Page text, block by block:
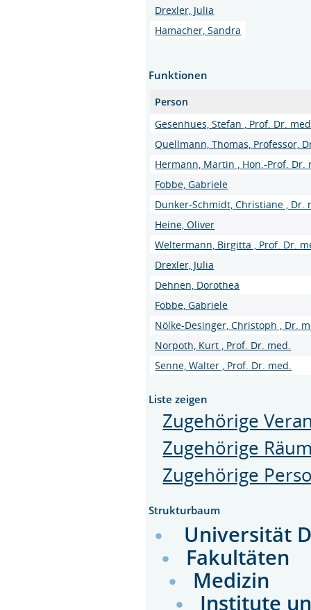
Drexler, Julia
Hamacher, Sandra
Funktionen
Person
Gesenhues, Stefan , Prof. Dr.
Quellmann, Thomas, Professor,
Hermann, Martin , Hon.-Prof. Dr.
Fobbe, Gabriele
Dunker-Schmidt, Christiane , Dr.
Heine, Oliver
Weltermann, Birgitta , Prof. Dr.
Drexler, Julia
Dehnen, Dorothea
Fobbe, Gabriele
Nölke-Desinger, Christoph , Dr.
Norpoth, Kurt , Prof. Dr. med.
Senne, Walter , Prof. Dr. med.
Liste zeigen
Zugehörige
Zugehörige
Zugehörige
Strukturbaum
Universität
Fakultäten
Medizin
Institute